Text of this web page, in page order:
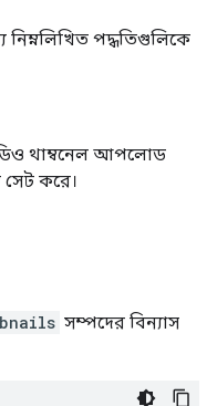
নিম্নলিখিত পদ্ধতিগুলিকে
থাম্বনেল আপলোড
করে।
সম্পদের বিন্যাস